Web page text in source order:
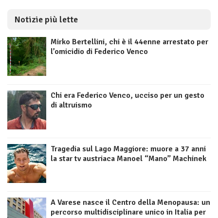
Notizie più lette
Mirko Bertellini, chi è il 44enne arrestato per
l’omicidio di Federico Venco
Chi era Federico Venco, ucciso per un gesto
di altruismo
Tragedia sul Lago Maggiore: muore a 37 anni
la star tv austriaca Manoel “Mano” Machinek
A Varese nasce il Centro della Menopausa: un
percorso multidisciplinare unico in Italia per